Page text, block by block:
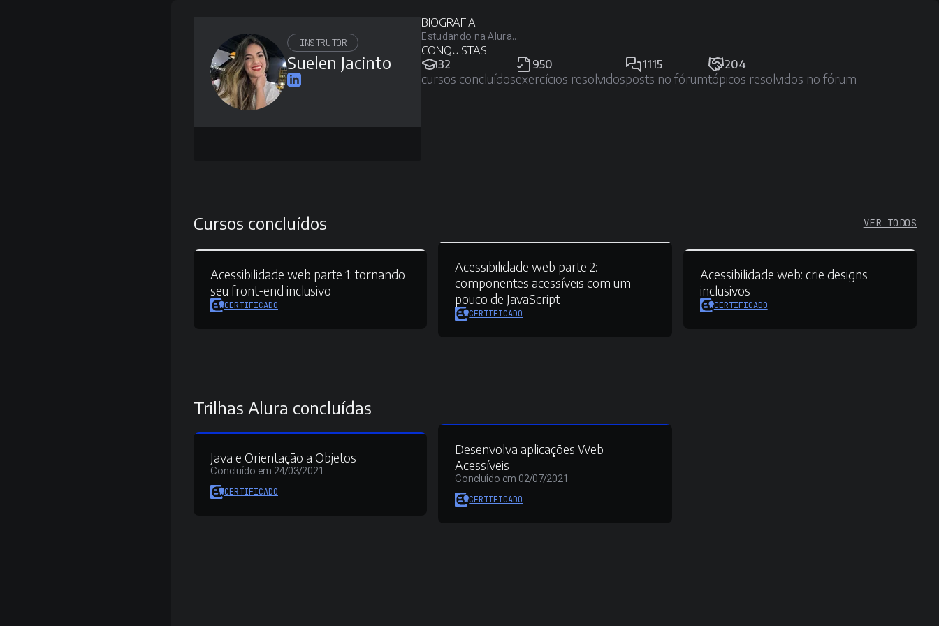
INSTRUTOR
Suelen Jacinto
BIOGRAFIA
Estudando na Alura...
CONQUISTAS
32
cursos concluídos
950
exercícios resolvidos
1115
posts no fórum
204
tópicos resolvidos no fórum
Cursos concluídos VER TODOS
Acessibilidade web parte 1:tornando
seu front-end inclusivo
CERTIFICADO
Acessibilidade web parte 2:
componentes acessíveis com um
pouco de JavaScript
CERTIFICADO
Acessibilidade web: crie designs
inclusivos
CERTIFICADO
Trilhas Alura concluídas
Java e Orientação a Objetos
Concluído em 24/03/2021
CERTIFICADO
Desenvolva aplicações Web
Acessíveis
Concluído em 02/07/2021
CERTIFICADO